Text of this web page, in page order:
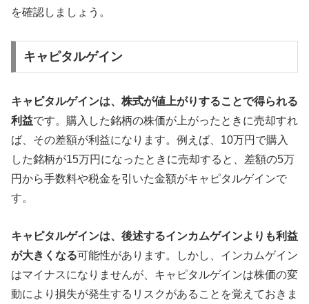
を確認しましょう。
キャピタルゲイン
キャピタルゲインは、株式が値上がりすることで得られる
利益です。購入した銘柄の株価が上がったときに売却すれ
ば、その差額が利益になります。例えば、10万円で購入
した銘柄が15万円になったときに売却すると、差額の5万
円から手数料や税金を引いた金額がキャピタルゲインで
す。
キャピタルゲインは、後述するインカムゲインよりも利益
が大きくなる可能性があります。しかし、インカムゲイン
はマイナスになりませんが、キャピタルゲインは株価の変
動により損失が発生するリスクがあることを覚えておきま